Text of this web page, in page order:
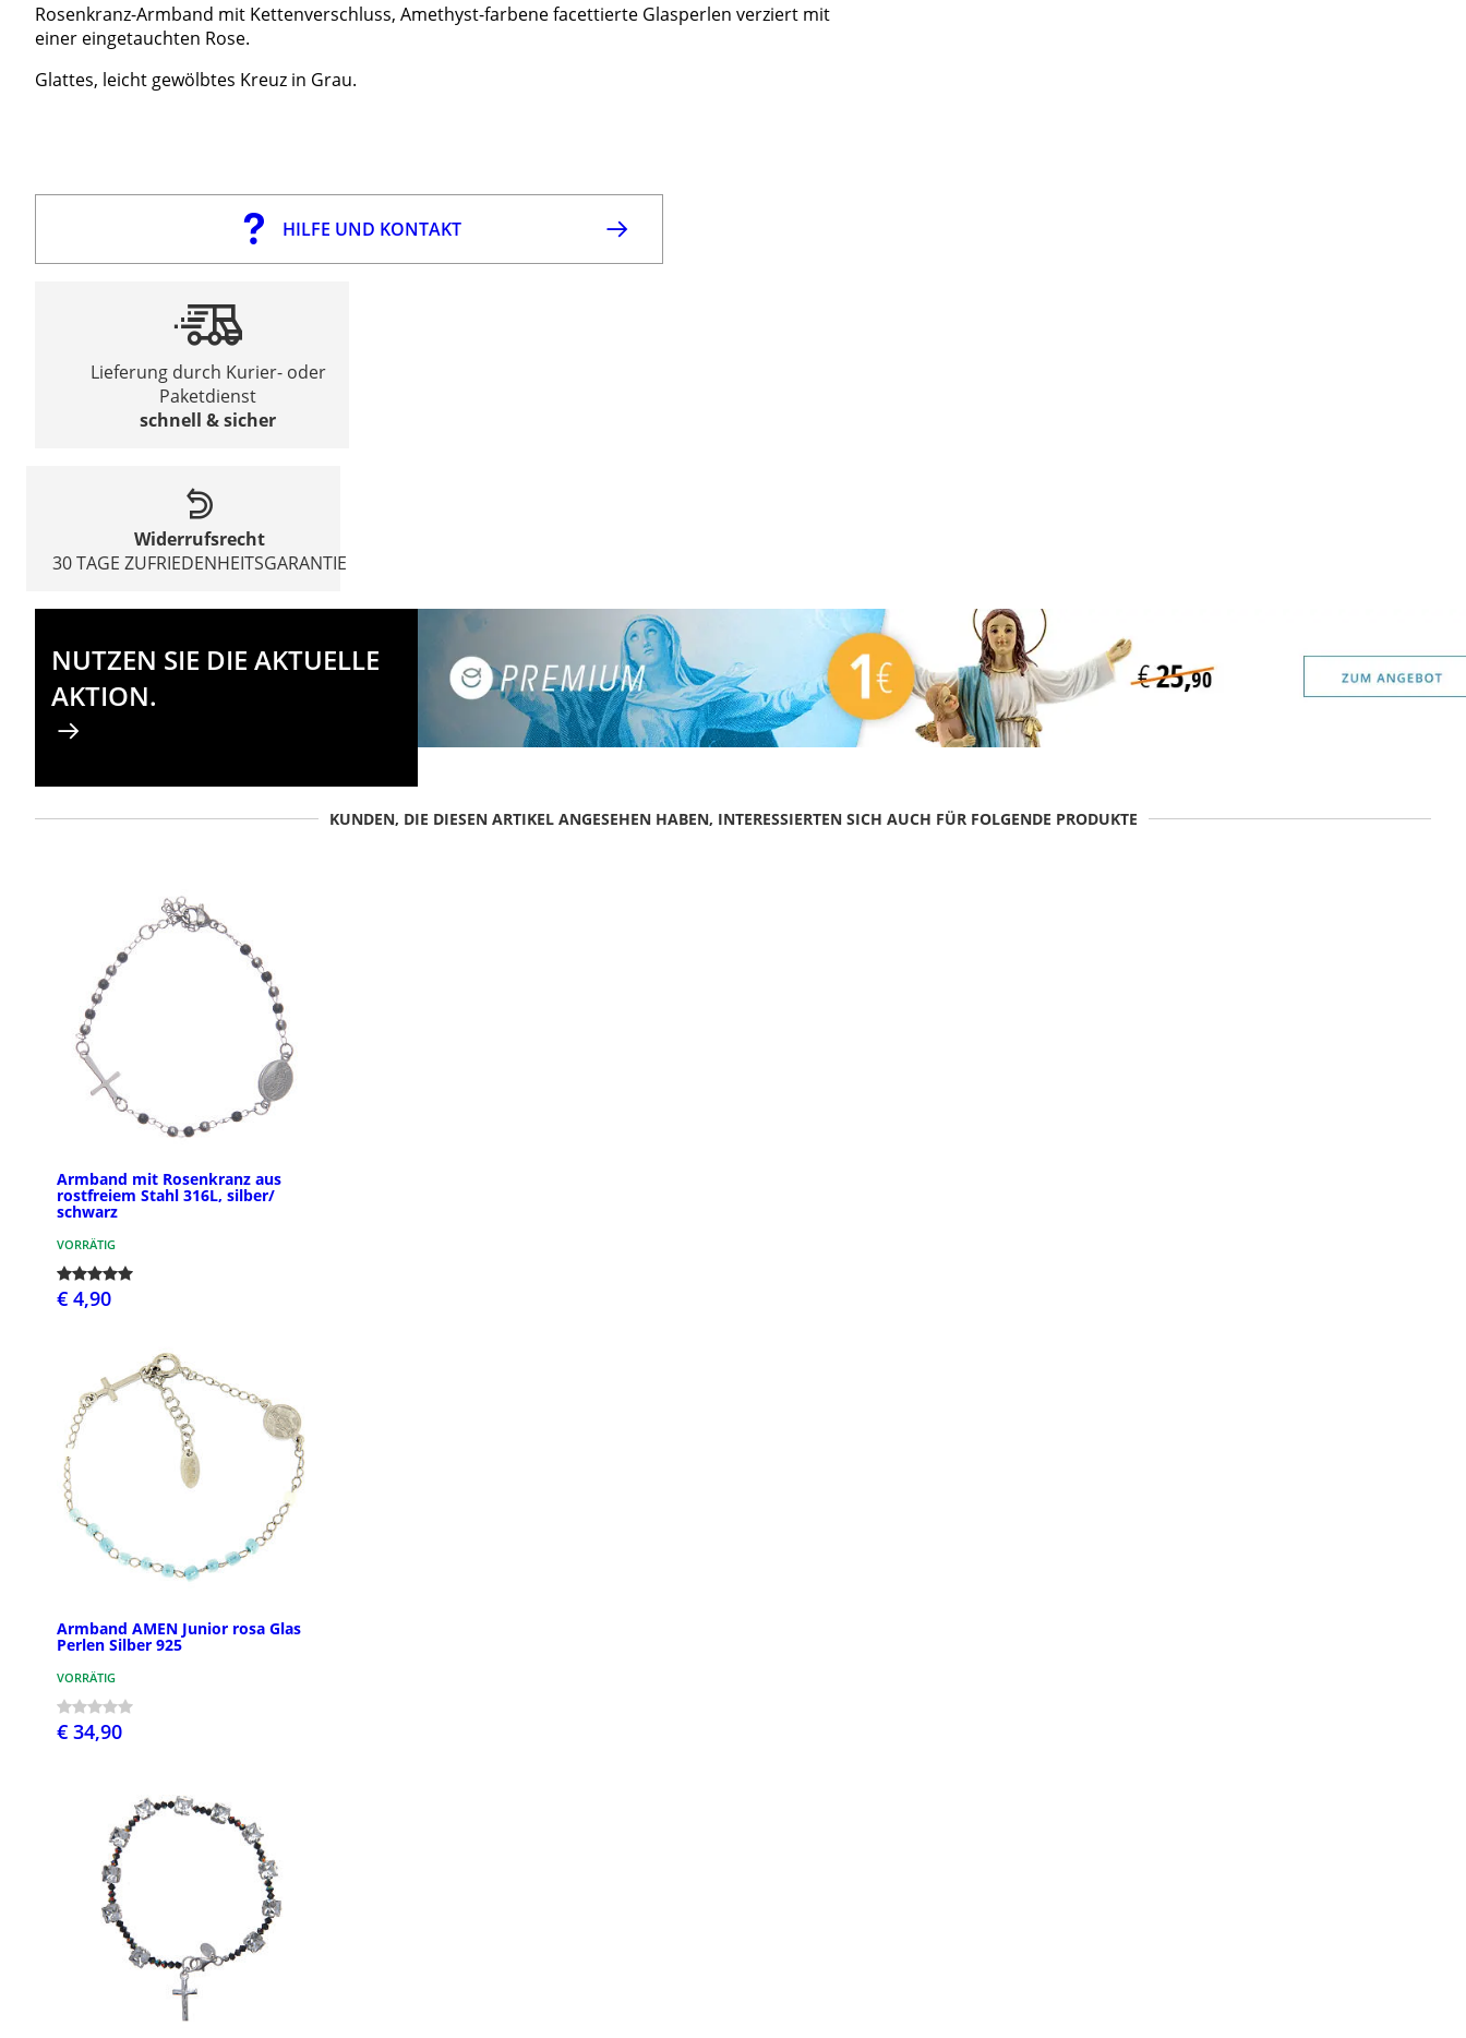
Rosenkranz-Armband mit Kettenverschluss, Amethyst-farbene facettierte Glasperlen verziert mit
einer eingetauchten Rose.
Glattes, leicht gewölbtes Kreuz in Grau.
HILFE UND KONTAKT
Lieferung durch Kurier- oder
Paketdienst
schnell & sicher
Widerrufsrecht
30 TAGE ZUFRIEDENHEITSGARANTIE
NUTZEN SIE DIE AKTUELLE
AKTION.
KUNDEN, DIE DIESEN ARTIKEL ANGESEHEN HABEN, INTERESSIERTEN SICH AUCH FÜR FOLGENDE PRODUKTE
Armband mit Rosenkranz aus
rostfreiem Stahl 316L, silber/
schwarz
VORRÄTIG
€ 4,90
Armband AMEN Junior rosa Glas
Perlen Silber 925
VORRÄTIG
€ 34,90